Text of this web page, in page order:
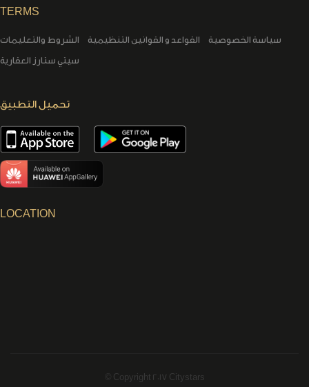
TERMS
الشروط والتعليمات القواعد و القوانين التنظيمية
سياسة الخصوصية
سيتي ستارز العقارية
تحميل التطبيق
LOCATION
© Copyright 2017 Citystars